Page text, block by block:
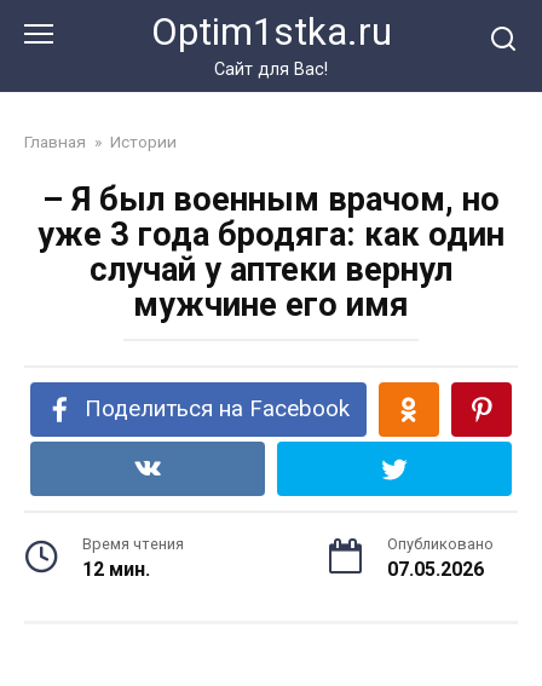
Optim1stka.ru
Сайт для Вас!
Главная » Истории
– Я был военным врачом, но
уже 3 года бродяга: как один
случай у аптеки вернул
мужчине его имя
Поделиться на Facebook
Время чтения
12 мин.
Опубликовано
07.05.2026